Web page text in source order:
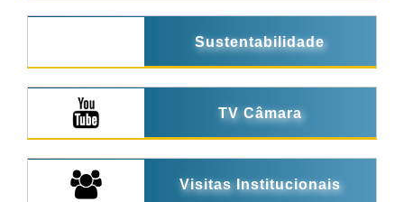
Sustentabilidade
TV Câmara
Visitas Institucionais